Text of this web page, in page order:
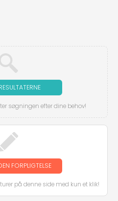
søgningen efter dine behov!
FORPLIGTELSE
på denne side med kun et klik!